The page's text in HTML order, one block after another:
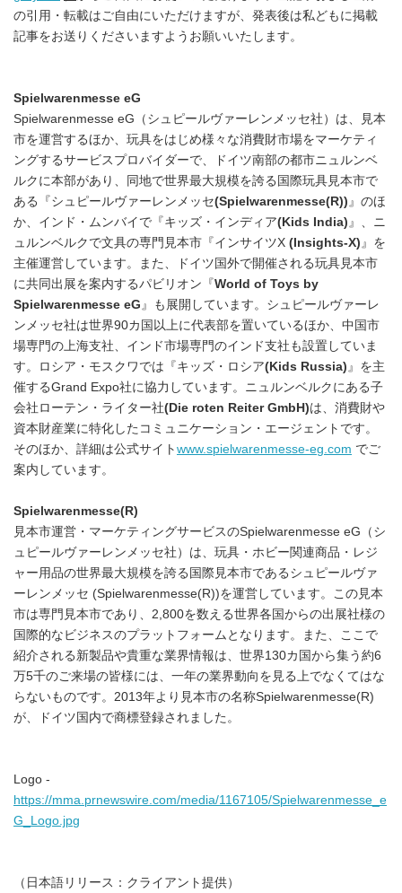
の引用・転載はご自由にいただけますが、発表後は私どもに掲載
記事をお送りくださいますようお願いいたします。
Spielwarenmesse eG
Spielwarenmesse eG（シュピールヴァーレンメッセ社）は、見本
市を運営するほか、玩具をはじめ様々な消費財市場をマーケティ
ングするサービスプロバイダーで、ドイツ南部の都市ニュルンベ
ルクに本部があり、同地で世界最大規模を誇る国際玩具見本市で
ある『シュピールヴァーレンメッセ(Spielwarenmesse(R)) 』のほ
か、インド・ムンバイで『キッズ・インディア( Kids India) 』、ニ
ュルンベルクで文具の専門見本市『インサイツX (Insights-X) 』を
主催運営しています。また、ドイツ国外で開催される玩具見本市
に共同出展を案内するパビリオン『World of Toys by
Spielwarenmesse eG 』も展開しています。シュピールヴァーレ
ンメッセ社は世界90カ国以上に代表部を置いているほか、中国市
場専門の上海支社、インド市場専門のインド支社も設置していま
す。ロシア・モスクワでは『キッズ・ロシア(Kids Russia) 』を主
催するGrand Expo社に協力しています。ニュルンベルクにある子
会社ローテン・ライター社(Die roten Reiter GmbH)は、消費財や
資本財産業に特化したコミュニケーション・エージェントです。
そのほか、詳細は公式サイト www.spielwarenmesse-eg.com でご
案内しています。
Spielwarenmesse(R)
見本市運営・マーケティングサービスのSpielwarenmesse eG（シ
ュピールヴァーレンメッセ社）は、玩具・ホビー関連商品・レジ
ャー用品の世界最大規模を誇る国際見本市であるシュピールヴァ
ーレンメッセ (Spielwarenmesse(R))を運営しています。この見本
市は専門見本市であり、2,800を数える世界各国からの出展社様の
国際的なビジネスのプラットフォームとなります。また、ここで
紹介される新製品や貴重な業界情報は、世界130カ国から集う約6
万5千のご来場の皆様には、一年の業界動向を見る上でなくてはな
らないものです。2013年より見本市の名称Spielwarenmesse(R)
が、ドイツ国内で商標登録されました。
Logo -
https://mma.prnewswire.com/media/1167105/Spielwarenmesse_e
G_Logo.jpg
（日本語リリース：クライアント提供）